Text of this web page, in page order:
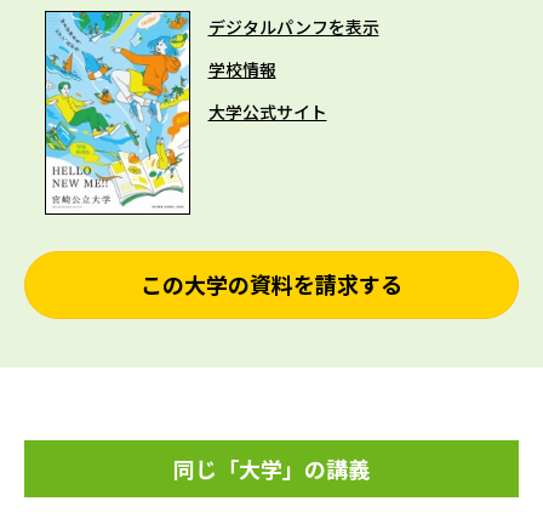
デジタルパンフを表示
学校情報
大学公式サイト
この大学の資料を請求する
同じ「大学」の講義